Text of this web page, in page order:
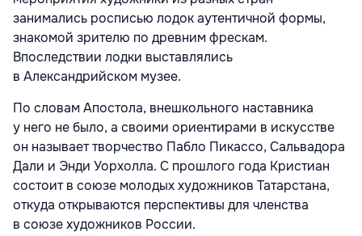
занимались росписью лодок аутентичной формы,
знакомой зрителю по древним фрескам.
Впоследствии лодки выставлялись
в Александрийском музее.
По словам Апостола, внешкольного наставника
у него не было, а своими ориентирами в искусстве
он называет творчество Пабло Пикассо, Сальвадора
Дали и Энди Уорхолла. С прошлого года Кристиан
состоит в союзе молодых художников Татарстана,
откуда открываются перспективы для членства
в союзе художников России.